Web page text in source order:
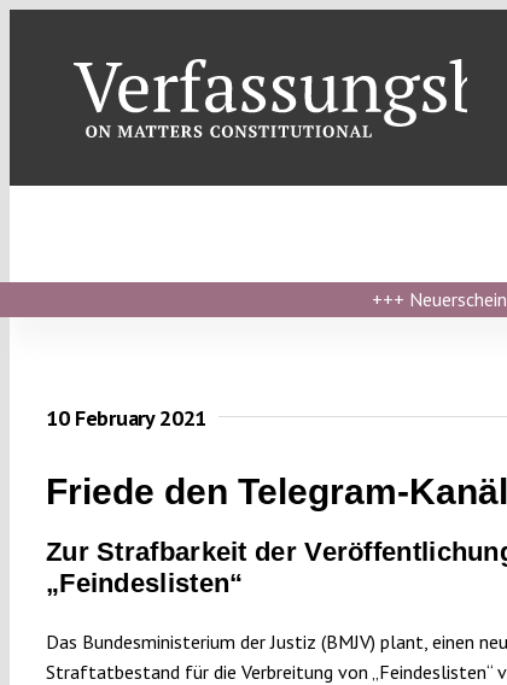
+++
10 February 2021
Friede den Telegram-
Zur Strafbarkeit der
„Feindeslisten“
Das Bundesministerium der Justiz (BMJV) plant, einen
Straftatbestand für die Verbreitung von „Feindeslisten“